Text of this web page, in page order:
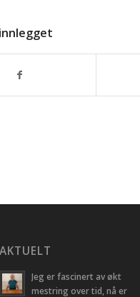
AKTUELT
Jeg er fascinert av økt
mestring over tid, nå er